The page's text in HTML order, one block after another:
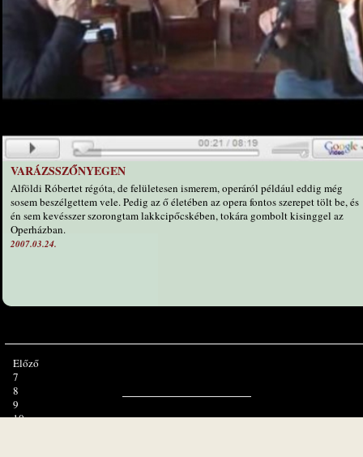
VARÁZSSZŐNYEGEN
Alföldi Róbertet régóta, de felületesen ismerem, operáról például eddig még
sosem beszélgettem vele. Pedig az ő életében az opera fontos szerepet tölt be, és
én sem kevésszer szorongtam lakkcipőcskében, tokára gombolt kisinggel az
Operházban.
2007.03.24.
Előző
7
8
9
10